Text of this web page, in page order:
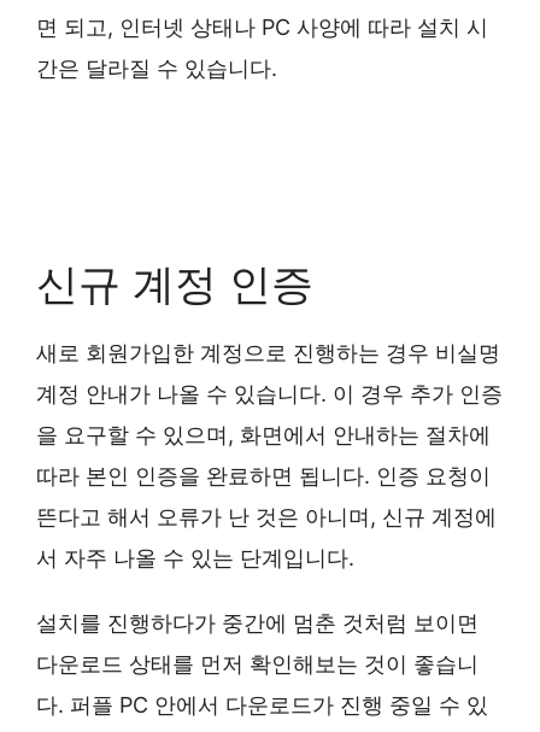
면 되고, 인터넷 상태나 PC 사양에 따라 설치 시
간은 달라질 수 있습니다.
신규 계정 인증
새로 회원가입한 계정으로 진행하는 경우 비실명
계정 안내가 나올 수 있습니다. 이 경우 추가 인증
을 요구할 수 있으며, 화면에서 안내하는 절차에
따라 본인 인증을 완료하면 됩니다. 인증 요청이
뜬다고 해서 오류가 난 것은 아니며, 신규 계정에
서 자주 나올 수 있는 단계입니다.
설치를 진행하다가 중간에 멈춘 것처럼 보이면
다운로드 상태를 먼저 확인해보는 것이 좋습니
다. 퍼플 PC 안에서 다운로드가 진행 중일 수 있